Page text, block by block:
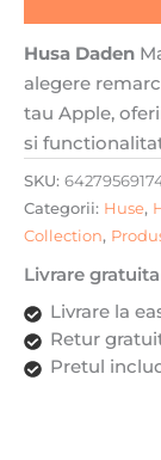
detasabil,
Antisoc,
Protectie
Superioara,
Bumper
interior,
Magsafe,
Transparenta
cu
Verde
Husa Daden
alegere
tau Apple,
si
SKU:
Categorii: Huse,
Collection,
Livrare
Livrare la
Retur
Pretul